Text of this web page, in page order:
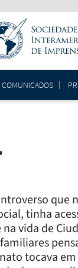
COMUNICADOS
tinha
vida de
tocava